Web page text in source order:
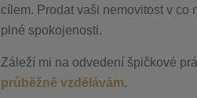
cílem. Prodat vaši nemovitost v co
plné spokojenosti.
Záleží mi na odvedení špičkové
průběžně vzdělávám.